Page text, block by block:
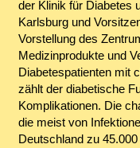
der Klinik für Diabetes
Karlsburg und
Vorstellung des
Medizinprodukte und
Diabetespatienten mit
zählt der diabetische
Komplikationen. Die
die meist von
Deutschland zu